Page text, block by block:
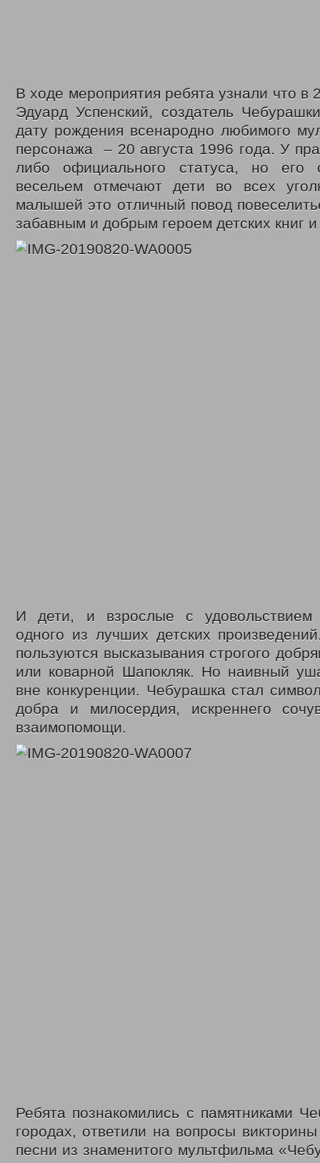
В ходе мероприятия ребята узнали что в
Эдуард Успенский, создатель
дату рождения всенародно любимого
персонажа – 20 августа 1996 года. У
либо официального статуса, но его
весельем отмечают дети во всех
малышей это отличный повод
забавным и добрым героем детских книг
И дети, и взрослые с удовольствием
одного из лучших детских
пользуются высказывания строгого
или коварной Шапокляк. Но наивный
вне конкуренции. Чебурашка стал
добра и милосердия, искреннего
взаимопомощи.
Ребята познакомились с памятниками
городах, ответили на вопросы
песни из знаменитого мультфильма